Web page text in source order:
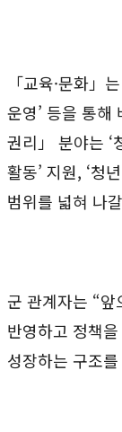
「교육·문화」
운영’ 등을 통해
권리」 분야는 ‘
활동’ 지원, ‘청
범위를 넓혀 나
군 관계자는 “
반영하고 정책
성장하는 구조